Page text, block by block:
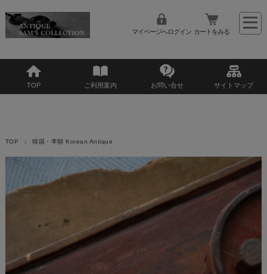
マイページへログイン カートをみる
TOP ご利用案内 お問い合せ サイトマップ
TOP 韓国・李朝 Korean Antique